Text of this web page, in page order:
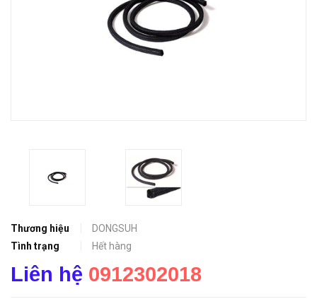
Thương hiệu
DONGSUH
Tình trạng
Hết hàng
Liên hệ 0912302018